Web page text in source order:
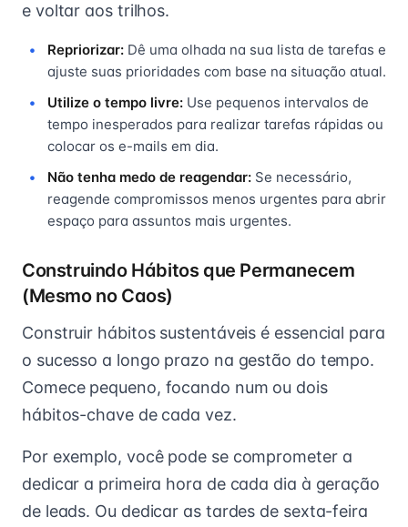
e voltar aos trilhos.
Repriorizar: Dê uma olhada na sua lista de tarefas e
ajuste suas prioridades com base na situação atual.
Utilize o tempo livre: Use pequenos intervalos de
tempo inesperados para realizar tarefas rápidas ou
colocar os e-mails em dia.
Não tenha medo de reagendar: Se necessário,
reagende compromissos menos urgentes para abrir
espaço para assuntos mais urgentes.
Construindo Hábitos que Permanecem
(Mesmo no Caos)
Construir hábitos sustentáveis é essencial para
o sucesso a longo prazo na gestão do tempo.
Comece pequeno, focando num ou dois
hábitos-chave de cada vez.
Por exemplo, você pode se comprometer a
dedicar a primeira hora de cada dia à geração
de leads. Ou dedicar as tardes de sexta-feira